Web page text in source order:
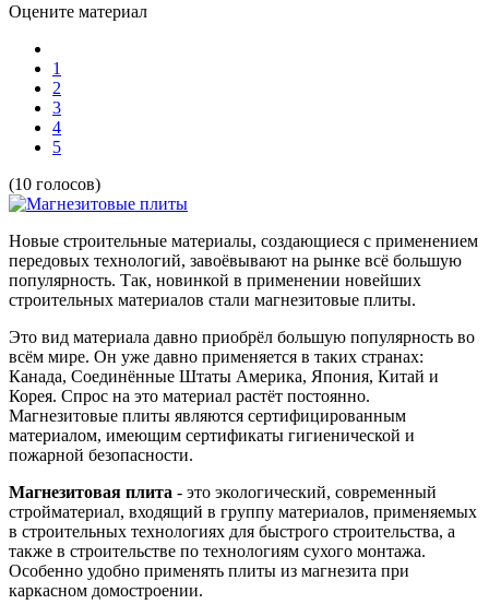
Оцените материал
1
2
3
4
5
(10 голосов)
Новые строительные материалы, создающиеся с применением
передовых технологий, завоёвывают на рынке всё большую
популярность. Так, новинкой в применении новейших
строительных материалов стали магнезитовые плиты.
Это вид материала давно приобрёл большую популярность во
всём мире. Он уже давно применяется в таких странах:
Канада, Соединённые Штаты Америка, Япония, Китай и
Корея. Спрос на это материал растёт постоянно.
Магнезитовые плиты являются сертифицированным
материалом, имеющим сертификаты гигиенической и
пожарной безопасности.
Магнезитовая плита - это экологический, современный
стройматериал, входящий в группу материалов, применяемых
в строительных технологиях для быстрого строительства, а
также в строительстве по технологиям сухого монтажа.
Особенно удобно применять плиты из магнезита при
каркасном домостроении.